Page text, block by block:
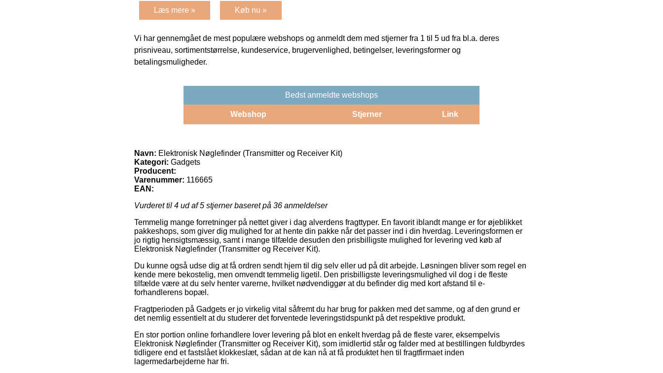
Læs mere » Køb nu »
Vi har gennemgået de mest populære webshops og anmeldt dem med stjerner fra 1 til 5 ud fra bl.a. deres
prisniveau, sortimentstørrelse, kundeservice, brugervenlighed, betingelser, leveringsformer og
betalingsmuligheder.
Bedst anmeldte webshops
Webshop Stjerner Link
Navn: Elektronisk Nøglefinder (Transmitter og Receiver Kit)
Kategori: Gadgets
Producent:
Varenummer: 116665
EAN:
Vurderet til 4 ud af 5 stjerner baseret på 36 anmeldelser
Temmelig mange forretninger på nettet giver i dag alverdens fragttyper. En favorit iblandt mange er for øjeblikket
pakkeshops, som giver dig mulighed for at hente din pakke når det passer ind i din hverdag. Leveringsformen er
jo rigtig hensigtsmæssig, samt i mange tilfælde desuden den prisbilligste mulighed for levering ved køb af
Elektronisk Nøglefinder (Transmitter og Receiver Kit).
Du kunne også udse dig at få ordren sendt hjem til dig selv eller ud på dit arbejde. Løsningen bliver som regel en
kende mere bekostelig, men omvendt temmelig ligetil. Den prisbilligste leveringsmulighed vil dog i de fleste
tilfælde være at du selv henter varerne, hvilket nødvendiggør at du befinder dig med kort afstand til e-
forhandlerens bopæl.
Fragtperioden på Gadgets er jo virkelig vital såfremt du har brug for pakken med det samme, og af den grund er
det nemlig essentielt at du studerer det forventede leveringstidspunkt på det respektive produkt.
En stor portion online forhandlere lover levering på blot en enkelt hverdag på de fleste varer, eksempelvis
Elektronisk Nøglefinder (Transmitter og Receiver Kit), som imidlertid står og falder med at bestillingen fuldbyrdes
tidligere end et fastslået klokkeslæt, sådan at de kan nå at få produktet hen til fragtfirmaet inden
lagermedarbejderne har fri.